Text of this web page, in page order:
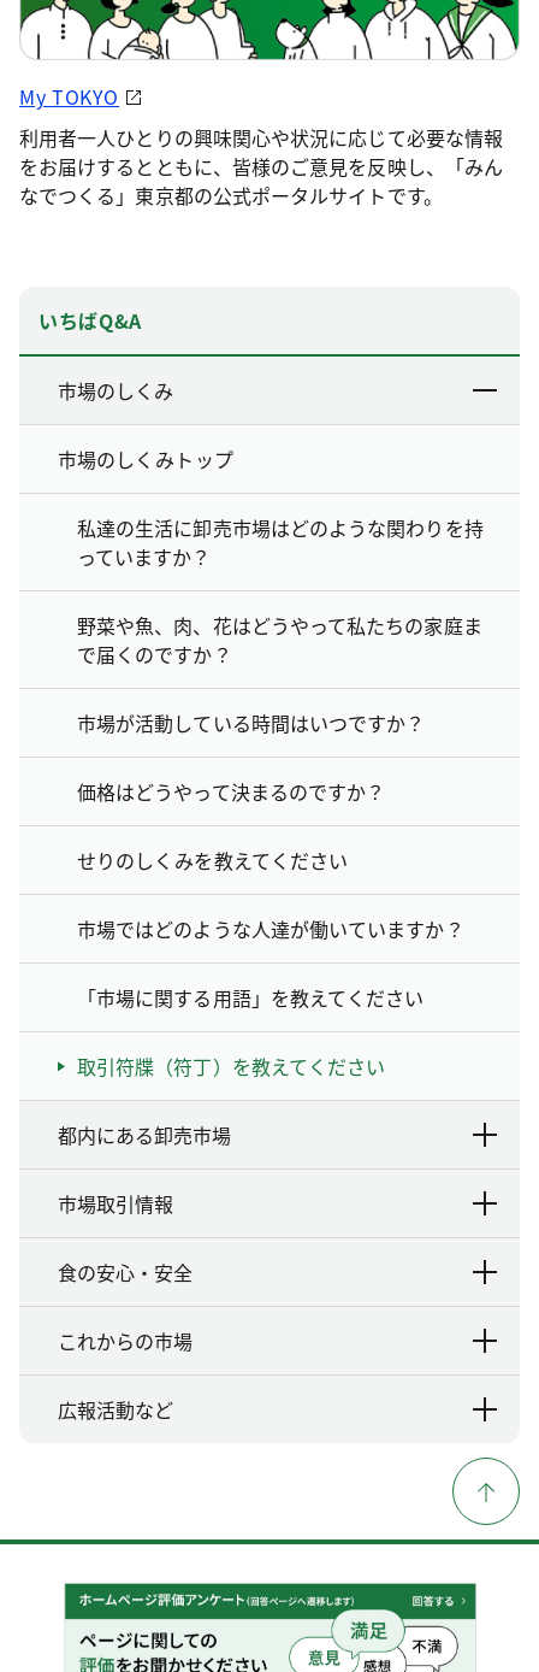
My TOKYO
利用者一人ひとりの興味関心や状況に応じて必要な情報
をお届けするとともに、皆様のご意見を反映し、「みん
なでつくる」東京都の公式ポータルサイトです。
いちばQ&A
市場のしくみ
市場のしくみトップ
私達の生活に卸売市場はどのような関わりを持
っていますか？
野菜や魚、肉、花はどうやって私たちの家庭ま
で届くのですか？
市場が活動している時間はいつですか？
価格はどうやって決まるのですか？
せりのしくみを教えてください
市場ではどのような人達が働いていますか？
「市場に関する用語」を教えてください
取引符牒（符丁）を教えてください
都内にある卸売市場
市場取引情報
食の安心・安全
これからの市場
広報活動など